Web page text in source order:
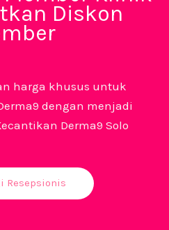
Diskon
harga khusus untuk
dengan menjadi
Derma9 Solo
Resepsionis